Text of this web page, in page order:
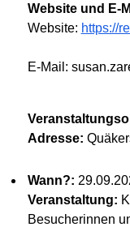
Website und E-
Website: https://
E-Mail:
Adresse:
Wann?:
Veranstaltung:
Besucherinnen